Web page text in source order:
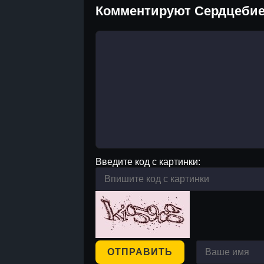
Комментируют
Введите код с картинки:
ОТПРАВИТЬ